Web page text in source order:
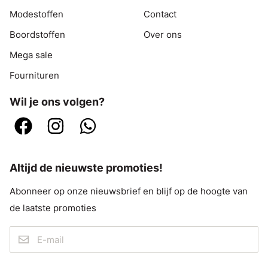
Modestoffen
Boordstoffen
Mega sale
Fournituren
Contact
Over ons
Wil je ons volgen?
Altijd de nieuwste promoties!
Abonneer op onze nieuwsbrief en blijf op de hoogte van
de laatste promoties